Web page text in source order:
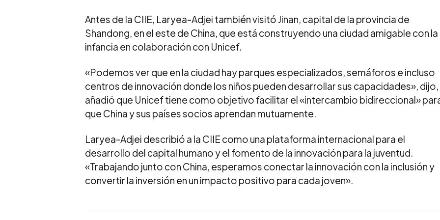
Antes de la CIIE, Laryea-Adjei también visitó Jinan, capital de la provincia de
Shandong, en el este de China, que está construyendo una ciudad amigable con la
infancia en colaboración con Unicef.
«Podemos ver que en la ciudad hay parques especializados, semáforos e incluso
centros de innovación donde los niños pueden desarrollar sus capacidades», dijo,
añadió que Unicef tiene como objetivo facilitar el «intercambio bidireccional»
que China y sus países socios aprendan mutuamente.
Laryea-Adjei describió a la CIIE como una plataforma internacional para el
desarrollo del capital humano y el fomento de la innovación para la juventud.
«Trabajando junto con China, esperamos conectar la innovación con la inclusión y
convertir la inversión en un impacto positivo para cada joven».